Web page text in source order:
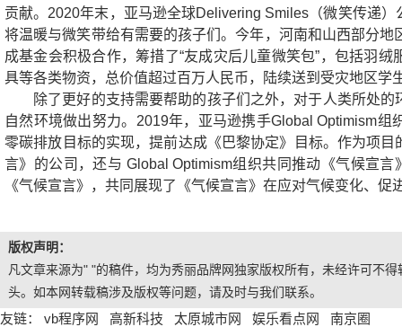
贡献。2020年末，亚马逊全球Delivering Smiles（微笑传递
将温暖与微笑带给有需要的孩子们。今年，河南和山西部分
成基金会积极合作，筹措了“友成灾后儿童微笑包”，包括羽
具等各类物资，总价值超过百万人民币，陆续送到受灾地区学
除了更好的支持需要帮助的孩子们之外，对于人类所处
自然环境做出努力。2019年，亚马逊携手Global Optimism
零碳排放目标的实现，提前达成《巴黎协定》目标。作为项
言》的公司，还与 Global Optimism组织共同推动《气候宣
《气候宣言》，共同展现了《气候宣言》在应对气候变化、促
版权声明：
凡文章来源为" "的稿件，均为秀丽品牌网独家版权所有，未经许可不
头。如本网转载稿涉及版权等问题，请及时与我们联系。
友链： vb程序网 高新科技 太原城市网 娱乐看点网 南京圈